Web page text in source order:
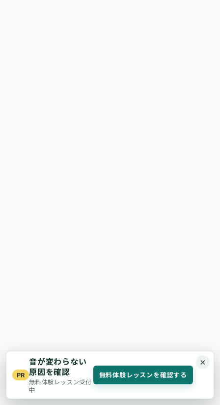
PR
音が変わらない
原因を確認
無料体験レッスン受付
中
無料体験レッスンを確認する
×